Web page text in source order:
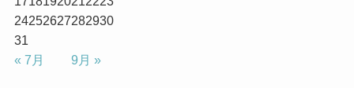
24252627282930
31
« 7月
9月 »